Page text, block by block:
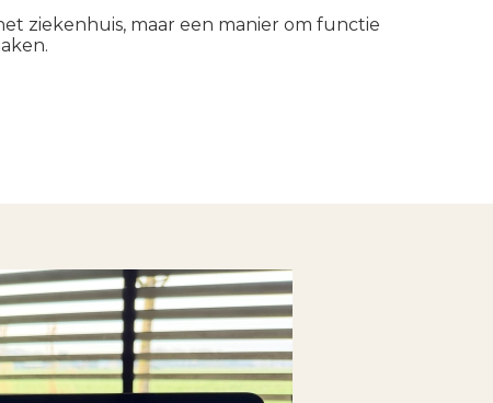
ziekenhuis, maar een manier om functie